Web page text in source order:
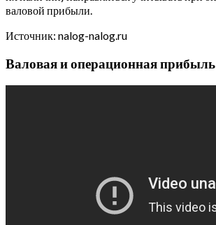
валовой прибыли.
Источник: nalog-nalog.ru
Валовая и операционная прибыль